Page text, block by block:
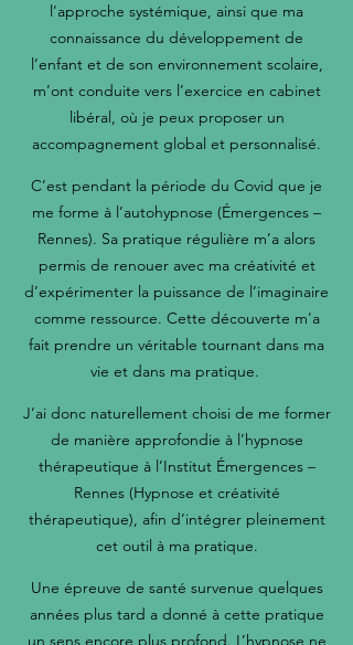
l’approche systémique, ainsi que ma
connaissance du développement de
l’enfant et de son environnement scolaire,
m’ont conduite vers l’exercice en cabinet
libéral, où je peux proposer un
accompagnement global et personnalisé.
C’est pendant la période du Covid que je
me forme à l’autohypnose (Émergences –
Rennes). Sa pratique régulière m’a alors
permis de renouer avec ma créativité et
d’expérimenter la puissance de l’imaginaire
comme ressource. Cette découverte m'a
fait prendre un véritable tournant dans ma
vie et dans ma pratique.
J’ai donc naturellement choisi de me former
de manière approfondie à l’hypnose
thérapeutique à l’Institut Émergences –
Rennes (Hypnose et créativité
thérapeutique), afin d’intégrer pleinement
cet outil à ma pratique.
Une épreuve de santé survenue quelques
années plus tard a donné à cette pratique
un sens encore plus profond. L’hypnose ne